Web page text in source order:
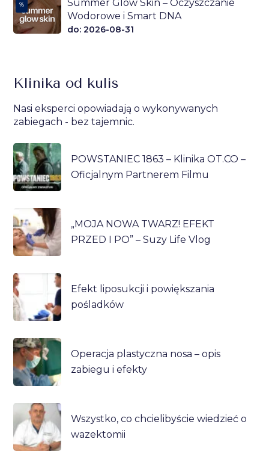
%
Summer Glow Skin – Oczyszczanie
Wodorowe i Smart DNA
do: 2026-08-31
Klinika od kulis
Nasi eksperci opowiadają o wykonywanych
zabiegach - bez tajemnic.
POWSTANIEC 1863 – Klinika OT.CO –
Oficjalnym Partnerem Filmu
„MOJA NOWA TWARZ! EFEKT
PRZED I PO” – Suzy Life Vlog
Efekt liposukcji i powiększania
pośladków
Operacja plastyczna nosa – opis
zabiegu i efekty
Wszystko, co chcielibyście wiedzieć o
wazektomii